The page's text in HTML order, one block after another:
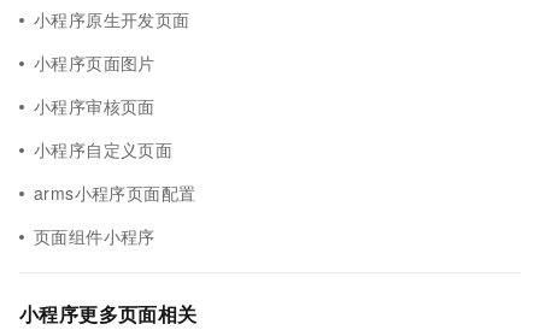
小程序原生开发页面
小程序页面图片
小程序审核页面
小程序自定义页面
arms小程序页面配置
页面组件小程序
小程序更多页面相关